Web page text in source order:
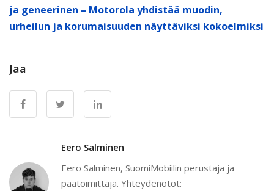
ja geneerinen – Motorola yhdistää muodin,
urheilun ja korumaisuuden näyttäviksi kokoelmiksi
Jaa
Eero Salminen
Eero Salminen, SuomiMobiilin perustaja ja
päätoimittaja. Yhteydenotot: